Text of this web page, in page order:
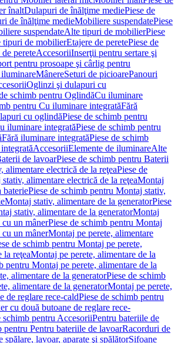
înaltDulapuri de înălţime mediePiese de
de înălţime medieMobiliere suspendatePiese
suspendateAlte tipuri de mobilierPiese
tipuri de mobilierEtajere de peretePiese de
pereteAccesoriiInserţii pentru sertare şi
pentru prosoape şi cârlig pentru
MânereSeturi de picioarePanouri
Oglinzi şi dulapuri cu
schimb pentru OglindăCu iluminare
pentru Cu iluminare integratăFără
cu oglindăPiese de schimb pentru
iluminare integratăPiese de schimb pentru
Fără iluminare integratăPiese de schimb
AccesoriiElemente de iluminareAlte
de lavoarPiese de schimb pentru Baterii
alimentare electrică de la reţeaPiese de
alimentare electrică de la reţeaMontaj
bateriePiese de schimb pentru Montaj stativ,
Montaj stativ, alimentare de la generatorPiese
stativ, alimentare de la generatorMontaj
un mânerPiese de schimb pentru Montaj
un mânerMontaj pe perete, alimentare
de schimb pentru Montaj pe perete,
la reţeaMontaj pe perete, alimentare de la
pentru Montaj pe perete, alimentare de la
alimentare de la generatorPiese de schimb
alimentare de la generatorMontaj pe perete,
de reglare rece-caldPiese de schimb pentru
cu două butoane de reglare rece-
schimb pentru AccesoriiPentru bateriile de
pentru Pentru bateriile de lavoarRacorduri de
spălare, lavoar, aparate şi spălătorSifoane